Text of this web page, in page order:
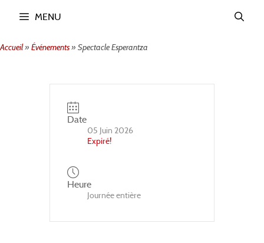
MENU
Accueil» Événements» Spectacle Esperantza
Date
05 Juin 2026
Expiré!
Heure
Journée entière